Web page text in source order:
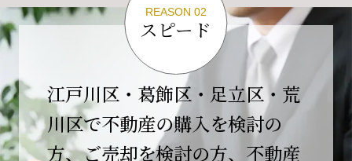
【開業10周年のご挨拶】
平素より格別のご高配を賜り、誠にありがとう
ございます。
おかげさまで当社は、2026年2月1日をもちまし
て開業10周年を迎えることができました。
REASON 02
スピード
江戸川区・葛飾区・足立区・荒
川区で不動産の購入を検討の
方、ご売却を検討の方、不動産